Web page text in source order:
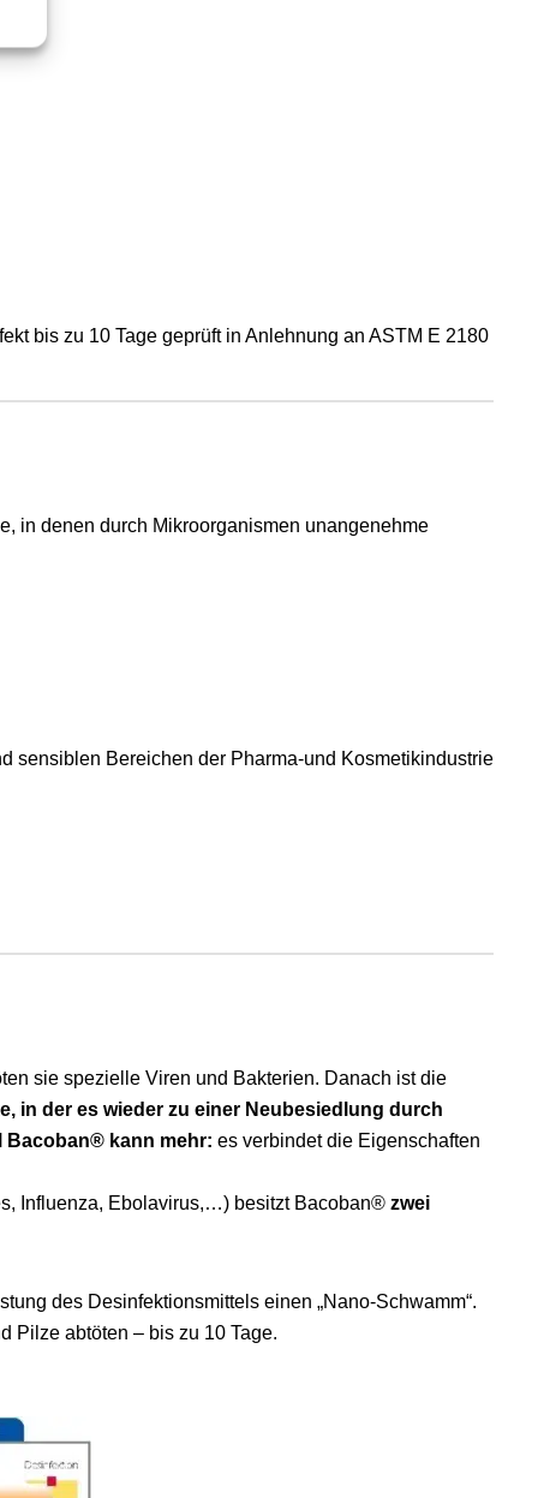
bis zu 10 Tage geprüft in Anlehnung an ASTM E 2180
in denen durch Mikroorganismen unangenehme
sensiblen Bereichen der Pharma-und Kosmetikindustrie
sie spezielle Viren und Bakterien. Danach ist die
in der es wieder zu einer Neubesiedlung durch
Bacoban® kann mehr: es verbindet die Eigenschaften
Influenza, Ebolavirus,…) besitzt Bacoban® zwei
des Desinfektionsmittels einen „Nano-Schwamm“.
Pilze abtöten – bis zu 10 Tage.